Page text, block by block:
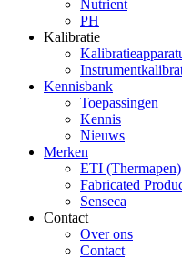
Nutrient
PH
Kalibratie
Kennisbank
Toepassingen
Kennis
Nieuws
Merken
ETI (Thermapen)
Fabricated
Senseca
Contact
Over ons
Contact